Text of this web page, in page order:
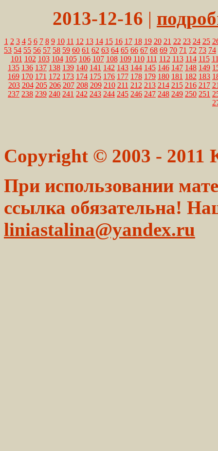
2013-12-16 |
1 2 3 4 5 6 7 8 9 10 11 12 13 14 15 16 17 18 19 20 21 22 23 24 25
53 54 55 56 57 58 59 60 61 62 63 64 65 66 67 68 69 70 71 72 73 74
101 102 103 104 105 106 107 108 109 110 111 112 113 114 115
135 136 137 138 139 140 141 142 143 144 145 146 147 148 149
169 170 171 172 173 174 175 176 177 178 179 180 181 182 183
203 204 205 206 207 208 209 210 211 212 213 214 215 216 217
237 238 239 240 241 242 243 244 245 246 247 248 249 250 251
Copyright © 2003 - 2011
При использовании
ссылка обязательна!
liniastalina@yandex.ru